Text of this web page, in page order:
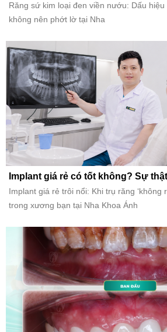
Răng sứ kim loại đen viền nướu: Dấu hiệu
không nên phớt lờ tại Nha
Implant giá rẻ có tốt không? Sự
Implant giá rẻ trôi nổi: Khi trụ răng ‘không
trong xương bạn tại Nha Khoa Ánh